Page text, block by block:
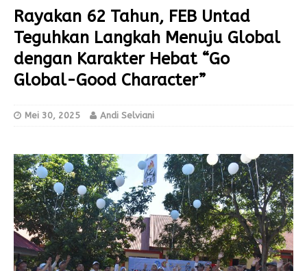
Rayakan 62 Tahun, FEB Untad
Teguhkan Langkah Menuju Global
dengan Karakter Hebat “Go
Global-Good Character”
Mei 30, 2025 Andi Selviani